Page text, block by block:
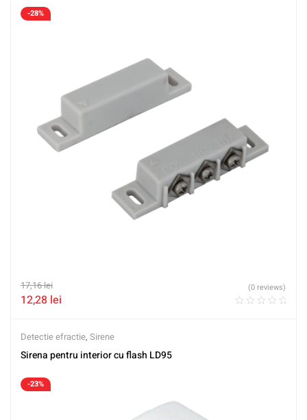
-28%
17,16lei
12,28 lei
(0 reviews)
Detectie efractie, Sirene
Sirena pentru interior cu flash LD95
-23%